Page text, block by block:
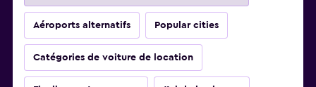
Aéroports alternatifs Popular cities
Catégories de voiture de location